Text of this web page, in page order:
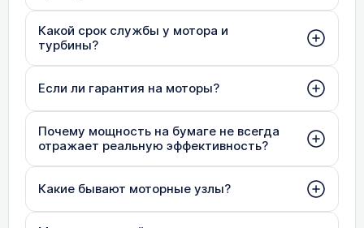
Какой срок службы у мотора и
турбины?
Если ли гарантия на моторы?
Почему мощность на бумаге не всегда
отражает реальную эффективность?
Какие бывают моторные узлы?